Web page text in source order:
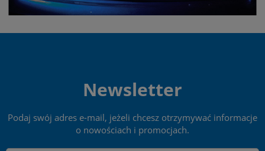
Newsletter
Podaj swój adres e-mail, jeżeli chcesz otrzymywać informacje
o nowościach i promocjach.